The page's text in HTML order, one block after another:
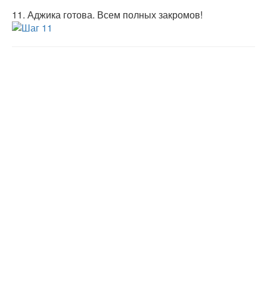
11. Аджика готова. Всем полных закромов!